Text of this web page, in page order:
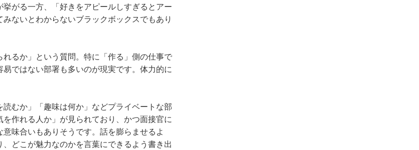
がる一方、「好きをアピールしすぎるとアー
ないとわからないブラックボックスでもあり
るか」という質問。特に「作る」側の仕事で
ではない部署も多いのが現実です。体力的に
むか」「趣味は何か」などプライベートな部
作れる人か」が見られており、かつ面接官に
味合いもありそうです。話を膨らませるよ
どこが魅力なのかを言葉にできるよう書き出